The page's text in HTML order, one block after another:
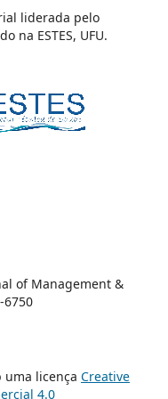
liderada pelo
na ESTES, UFU.
of Management &
6750
uma licença Creative
4.0